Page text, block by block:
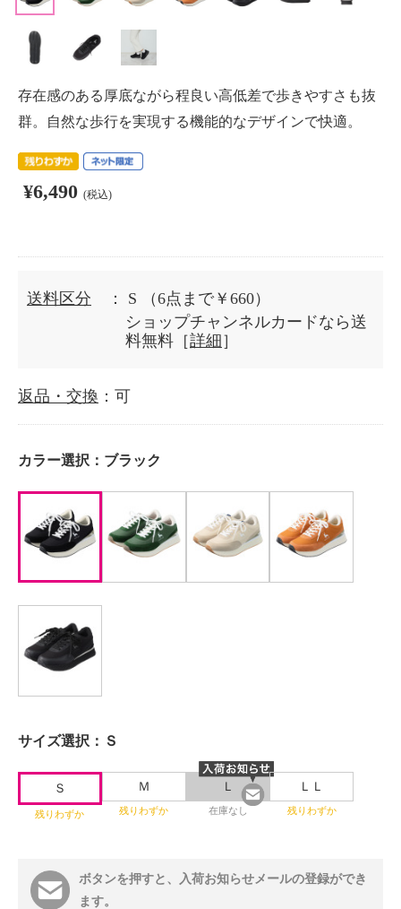
存在感のある厚底ながら程良い高低差で歩きやすさも抜
群。自然な歩行を実現する機能的なデザインで快適。
¥6,490 (税込)
送料区分 ： S
（6点まで￥660）
ショップチャンネルカードなら送
料無料［詳細 ］
返品・交換 ：可
カラー選択： ブラック
サイズ選択： Ｓ
Ｓ
残りわずか
Ｍ
残りわずか
Ｌ
在庫なし
ＬＬ
残りわずか
ボタンを押すと、入荷お知らせメールの登録ができ
ます。